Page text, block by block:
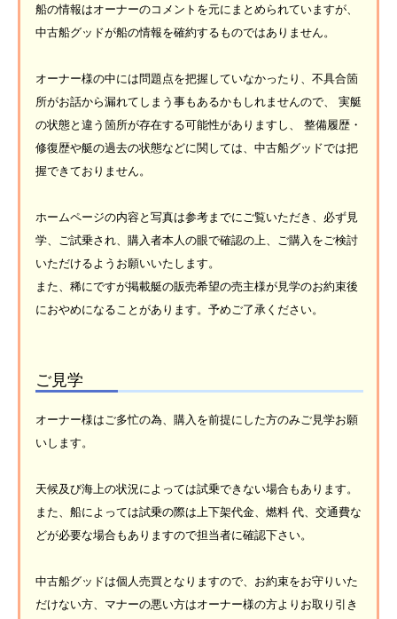
船の情報はオーナーのコメントを元にまとめられていますが、
中古船グッドが船の情報を確約するものではありません。
オーナー様の中には問題点を把握していなかったり、不具合箇
所がお話から漏れてしまう事もあるかもしれませんので、 実艇
の状態と違う箇所が存在する可能性がありますし、 整備履歴・
修復歴や艇の過去の状態などに関しては、中古船グッドでは把
握できておりません。
ホームページの内容と写真は参考までにご覧いただき、必ず見
学、ご試乗され、購入者本人の眼で確認の上、ご購入をご検討
いただけるようお願いいたします。
また、稀にですが掲載艇の販売希望の売主様が見学のお約束後
におやめになることがあります。予めご了承ください。
ご見学
オーナー様はご多忙の為、購入を前提にした方のみご見学お願
いします。
天候及び海上の状況によっては試乗できない場合もあります。
また、船によっては試乗の際は上下架代金、燃料 代、交通費な
どが必要な場合もありますので担当者に確認下さい。
中古船グッドは個人売買となりますので、お約束をお守りいた
だけない方、マナーの悪い方はオーナー様の方よりお取り引き